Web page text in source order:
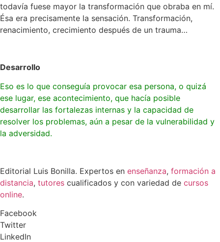
todavía fuese mayor la transformación que obraba en mí.
Ésa era precisamente la sensación. Transformación,
renacimiento, crecimiento después de un trauma…
Desarrollo
Eso es lo que conseguía provocar esa persona, o quizá
ese lugar, ese acontecimiento, que hacía posible
desarrollar las fortalezas internas y la capacidad de
resolver los problemas, aún a pesar de la vulnerabilidad y
la adversidad.
Editorial Luis Bonilla. Expertos en enseñanza, formación a
distancia, tutores cualificados y con variedad de cursos
online.
Facebook
Twitter
LinkedIn